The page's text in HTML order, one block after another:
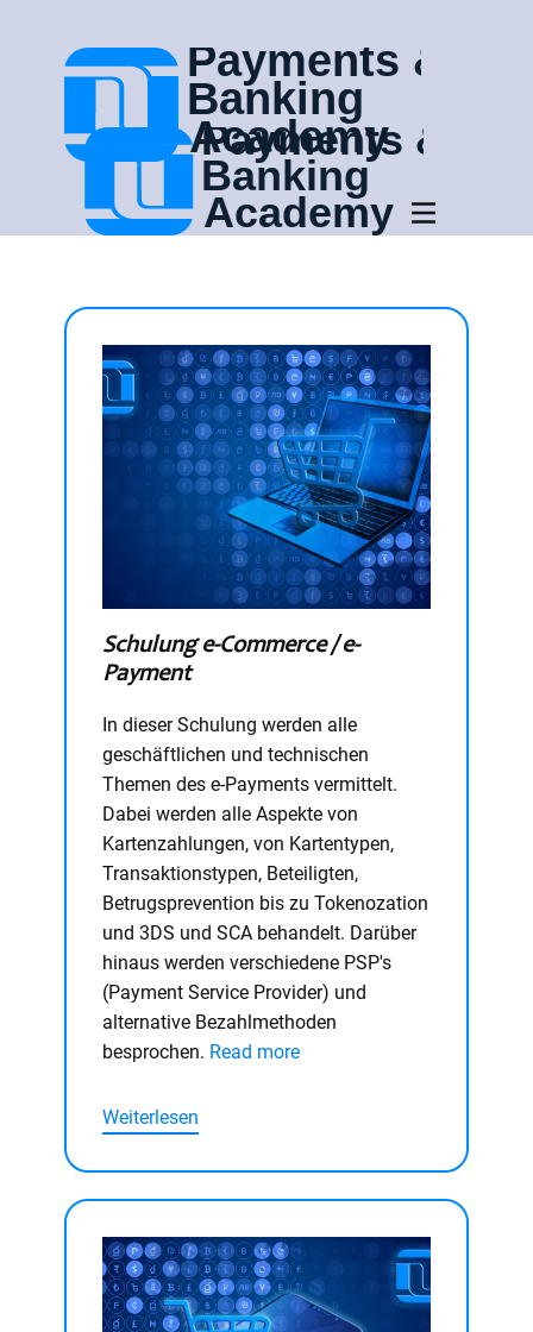
Schulung e-Commerce / e-
Payment
In dieser Schulung werden alle
geschäftlichen und technischen
Themen des e-Payments vermittelt.
Dabei werden alle Aspekte von
Kartenzahlungen, von Kartentypen,
Transaktionstypen, Beteiligten,
Betrugsprevention bis zu Tokenozation
und 3DS und SCA behandelt. Darüber
hinaus werden verschiedene PSP's
(Payment Service Provider) und
alternative Bezahlmethoden
besprochen. Read more
Weiterlesen